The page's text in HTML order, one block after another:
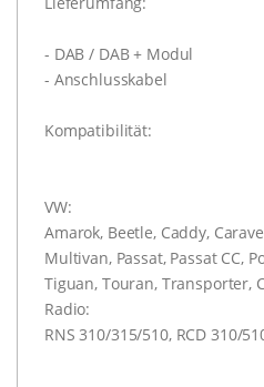
- DAB / DAB + Modul
- Anschlusskabel
Kompatibilität:
VW:
Amarok, Beetle, Caddy,
Multivan, Passat, Passat CC,
Tiguan, Touran, Transporter,
Radio:
RNS 310/315/510, RCD 310/